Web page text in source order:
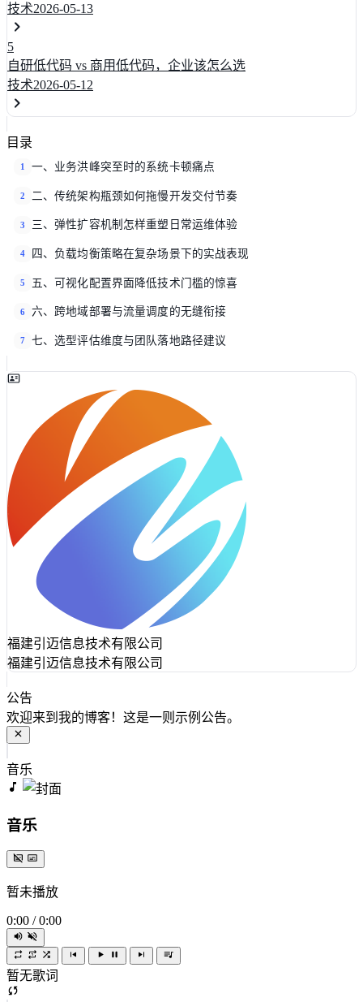
技术2026-05-13
5
自研低代码 vs 商用低代码，企业该怎么选
技术2026-05-12
目录
1 一、业务洪峰突至时的系统卡顿痛点
2 二、传统架构瓶颈如何拖慢开发交付节奏
3 三、弹性扩容机制怎样重塑日常运维体验
4 四、负载均衡策略在复杂场景下的实战表现
5 五、可视化配置界面降低技术门槛的惊喜
6 六、跨地域部署与流量调度的无缝衔接
7 七、选型评估维度与团队落地路径建议
福建引迈信息技术有限公司
福建引迈信息技术有限公司
公告
欢迎来到我的博客！这是一则示例公告。
音乐
音乐
暂未播放
0:00 / 0:00
暂无歌词